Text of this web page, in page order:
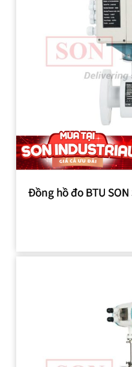
Đồng hồ đo BTU SON